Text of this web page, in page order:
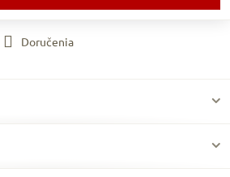
Doručenia